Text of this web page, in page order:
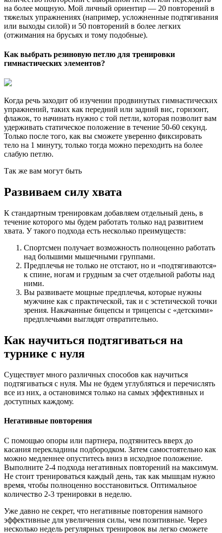
на более мощную. Мой личный ориентир — 20 повторений в
тяжелых упражнениях (например, усложненные подтягивания
или выходы силой) и 50 повторений в более легких
(отжимания на брусьях и тому подобные).
Как выбрать резиновую петлю для тренировки
гимнастических элементов?
Когда речь заходит об изучении продвинутых гимнастических
упражнений, таких как передний или задний вис, горизонт,
флажок, то начинать нужно с той петли, которая позволит вам
удерживать статическое положение в течение 50-60 секунд.
Только после того, как вы сможете уверенно фиксировать
тело на 1 минуту, только тогда можно переходить на более
слабую петлю.
Так же вам могут быть
Развиваем силу хвата
К стандартным тренировкам добавляем отдельный день, в
течение которого мы будем работать только над развитием
хвата. У такого подхода есть несколько преимуществ:
Спортсмен получает возможность полноценно работать
над большими мышечными группами.
Предплечья не только не отстают, но и «подтягиваются»
к спине, ногам и грудным за счет отдельной работы над
ними.
Вы развиваете мощные предплечья, которые нужны
мужчине как с практической, так и с эстетической точки
зрения. Накачанные бицепсы и трицепсы с «детскими»
предплечьями выглядят отвратительно.
Как научиться подтягиваться на
турнике с нуля
Существует много различных способов как научиться
подтягиваться с нуля. Мы не будем углубляться и перечислять
все из них, а остановимся только на самых эффективных и
доступных каждому.
Негативные повторения
С помощью опоры или партнера, подтянитесь вверх до
касания перекладины подбородком. Затем самостоятельно как
можно медленнее опуститесь вниз в исходное положение.
Выполните 2-4 подхода негативных повторений на максимум.
Не стоит тренироваться каждый день, так как мышцам нужно
время, чтобы полноценно восстановиться. Оптимальное
количество 2-3 тренировки в неделю.
Уже давно не секрет, что негативные повторения намного
эффективные для увеличения силы, чем позитивные. Через
несколько недель регулярных тренировок вы легко сможете